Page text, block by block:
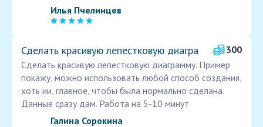
Илья Пчелинцев
Сделать красивую лепестковую диагра
300
Сделать красивую лепестковую диаграмму. Пример
покажу, можно использовать любой способ создания,
хоть ии, главное, чтобы была нормально сделана.
Данные сразу дам. Работа на 5-10 минут
Галина Сорокина